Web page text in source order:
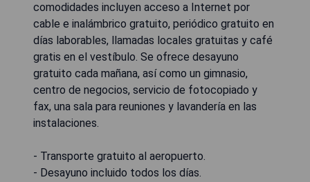
comodidades incluyen acceso a Internet por
cable e inalámbrico gratuito, periódico gratuito en
días laborables, llamadas locales gratuitas y café
gratis en el vestíbulo. Se ofrece desayuno
gratuito cada mañana, así como un gimnasio,
centro de negocios, servicio de fotocopiado y
fax, una sala para reuniones y lavandería en las
instalaciones.
- Transporte gratuito al aeropuerto.
- Desayuno incluido todos los días.